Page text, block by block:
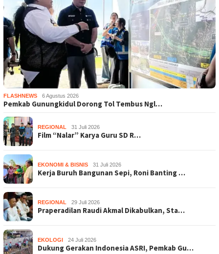
FLASHNEWS 6 Agustus 2026
Pemkab Gunungkidul Dorong Tol Tembus Ngl…
REGIONAL 31 Juli 2026
Film “Nalar” Karya Guru SD R…
EKONOMI & BISNIS 31 Juli 2026
Kerja Buruh Bangunan Sepi, Roni Banting …
REGIONAL 29 Juli 2026
Praperadilan Raudi Akmal Dikabulkan, Sta…
EKOLOGI 24 Juli 2026
Dukung Gerakan Indonesia ASRI, Pemkab Gu…